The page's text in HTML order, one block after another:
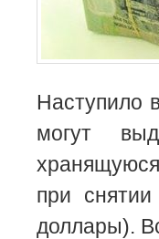
Наступило
могут
при
доллары).